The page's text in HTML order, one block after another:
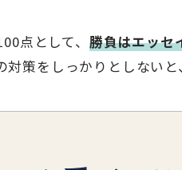
点として、 勝負はエッセ
対策をしっかりとしない